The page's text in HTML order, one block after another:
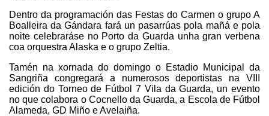
Dentro da programación das Festas do Carmen o grupo A
Boalleira da Gándara fará un pasarrúas pola mañá e pola
noite celebraráse no Porto da Guarda unha gran verbena
coa orquestra Alaska e o grupo Zeltia.
Tamén na xornada do domingo o Estadio Municipal da
Sangriña congregará a numerosos deportistas na VIII
edición do Torneo de Fútbol 7 Vila da Guarda, un evento
no que colabora o Cocnello da Guarda, a Escola de Fútbol
Alameda, GD Miño e Avelaiña.